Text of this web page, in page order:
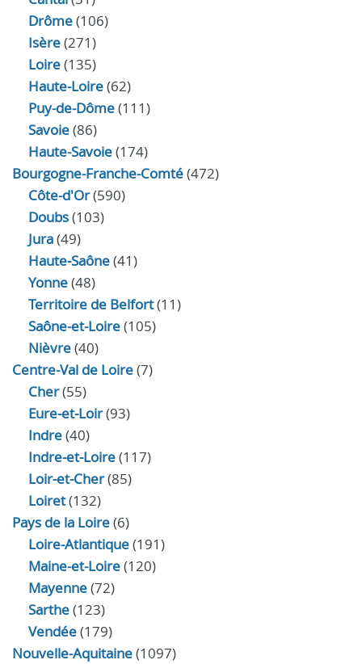
Drôme(106)
Isère(271)
Loire(135)
Haute-Loire(62)
Puy-de-Dôme(111)
Savoie(86)
Haute-Savoie(174)
Bourgogne-Franche-Comté(472)
Côte-d'Or(590)
Doubs(103)
Jura(49)
Haute‑Saône(41)
Yonne(48)
Territoire de Belfort(11)
Saône-et-Loire(105)
Nièvre(40)
Centre-Val de Loire(7)
Cher(55)
Eure‑et‑Loir(93)
Indre(40)
Indre‑et‑Loire(117)
Loir‑et‑Cher(85)
Loiret(132)
Pays de la Loire(6)
Loire-Atlantique(191)
Maine-et-Loire(120)
Mayenne(72)
Sarthe(123)
Vendée(179)
Nouvelle-Aquitaine(1097)